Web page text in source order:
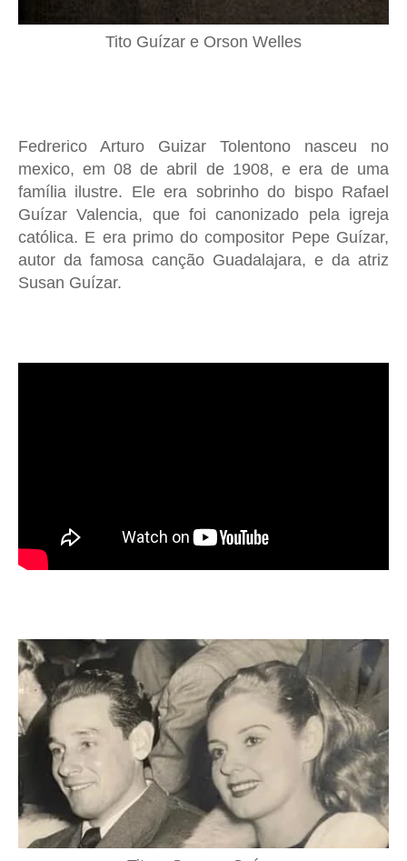
Tito Guízar e Orson Welles
Fedrerico Arturo Guizar Tolentono nasceu no
mexico, em 08 de abril de 1908, e era de uma
família ilustre. Ele era sobrinho do bispo Rafael
Guízar Valencia, que foi canonizado pela igreja
católica. E era primo do compositor Pepe Guízar,
autor da famosa canção Guadalajara, e da atriz
Susan Guízar.